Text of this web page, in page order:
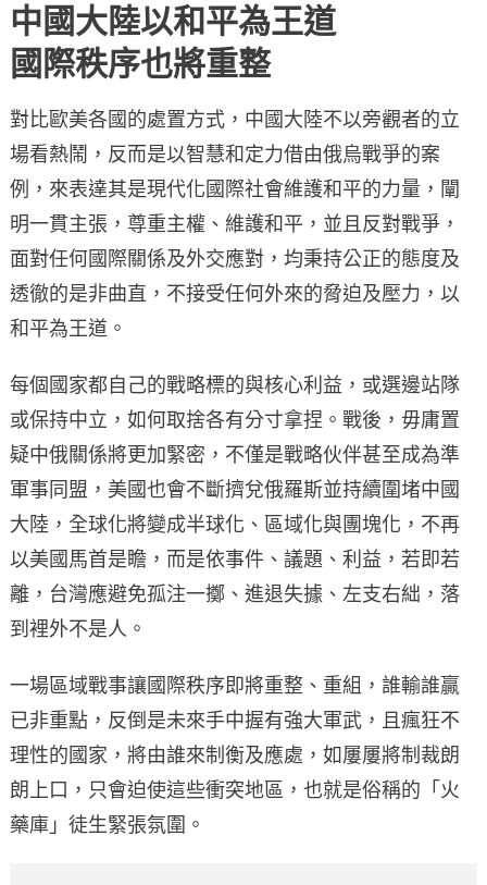
中國大陸以和平為王道
國際秩序也將重整
對比歐美各國的處置方式，中國大陸不以旁觀者的立
場看熱鬧，反而是以智慧和定力借由俄烏戰爭的案
例，來表達其是現代化國際社會維護和平的力量，闡
明一貫主張，尊重主權、維護和平，並且反對戰爭，
面對任何國際關係及外交應對，均秉持公正的態度及
透徹的是非曲直，不接受任何外來的脅迫及壓力，以
和平為王道。
每個國家都自己的戰略標的與核心利益，或選邊站隊
或保持中立，如何取捨各有分寸拿捏。戰後，毋庸置
疑中俄關係將更加緊密，不僅是戰略伙伴甚至成為準
軍事同盟，美國也會不斷擠兌俄羅斯並持續圍堵中國
大陸，全球化將變成半球化、區域化與團塊化，不再
以美國馬首是瞻，而是依事件、議題、利益，若即若
離，台灣應避免孤注一擲、進退失據、左支右絀，落
到裡外不是人。
一場區域戰事讓國際秩序即將重整、重組，誰輸誰贏
已非重點，反倒是未來手中握有強大軍武，且瘋狂不
理性的國家，將由誰來制衡及應處，如屢屢將制裁朗
朗上口，只會迫使這些衝突地區，也就是俗稱的「火
藥庫」徒生緊張氛圍。